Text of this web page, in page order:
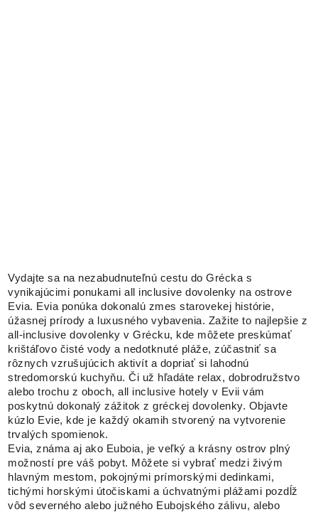
Vydajte sa na nezabudnuteľnú cestu do Grécka s
vynikajúcimi ponukami all inclusive dovolenky na ostrove
Evia. Evia ponúka dokonalú zmes starovekej histórie,
úžasnej prírody a luxusného vybavenia. Zažite to najlepšie z
all-inclusive dovolenky v Grécku, kde môžete preskúmať
krištáľovo čisté vody a nedotknuté pláže, zúčastniť sa
rôznych vzrušujúcich aktivít a dopriať si lahodnú
stredomorskú kuchyňu. Či už hľadáte relax, dobrodružstvo
alebo trochu z oboch, all inclusive hotely v Evii vám
poskytnú dokonalý zážitok z gréckej dovolenky. Objavte
kúzlo Evie, kde je každý okamih stvorený na vytvorenie
trvalých spomienok.
Evia, známa aj ako Euboia, je veľký a krásny ostrov plný
možností pre váš pobyt. Môžete si vybrať medzi živým
hlavným mestom, pokojnými prímorskými dedinkami,
tichými horskými útočiskami a úchvatnými plážami pozdĺž
vôd severného alebo južného Eubojského zálivu, alebo